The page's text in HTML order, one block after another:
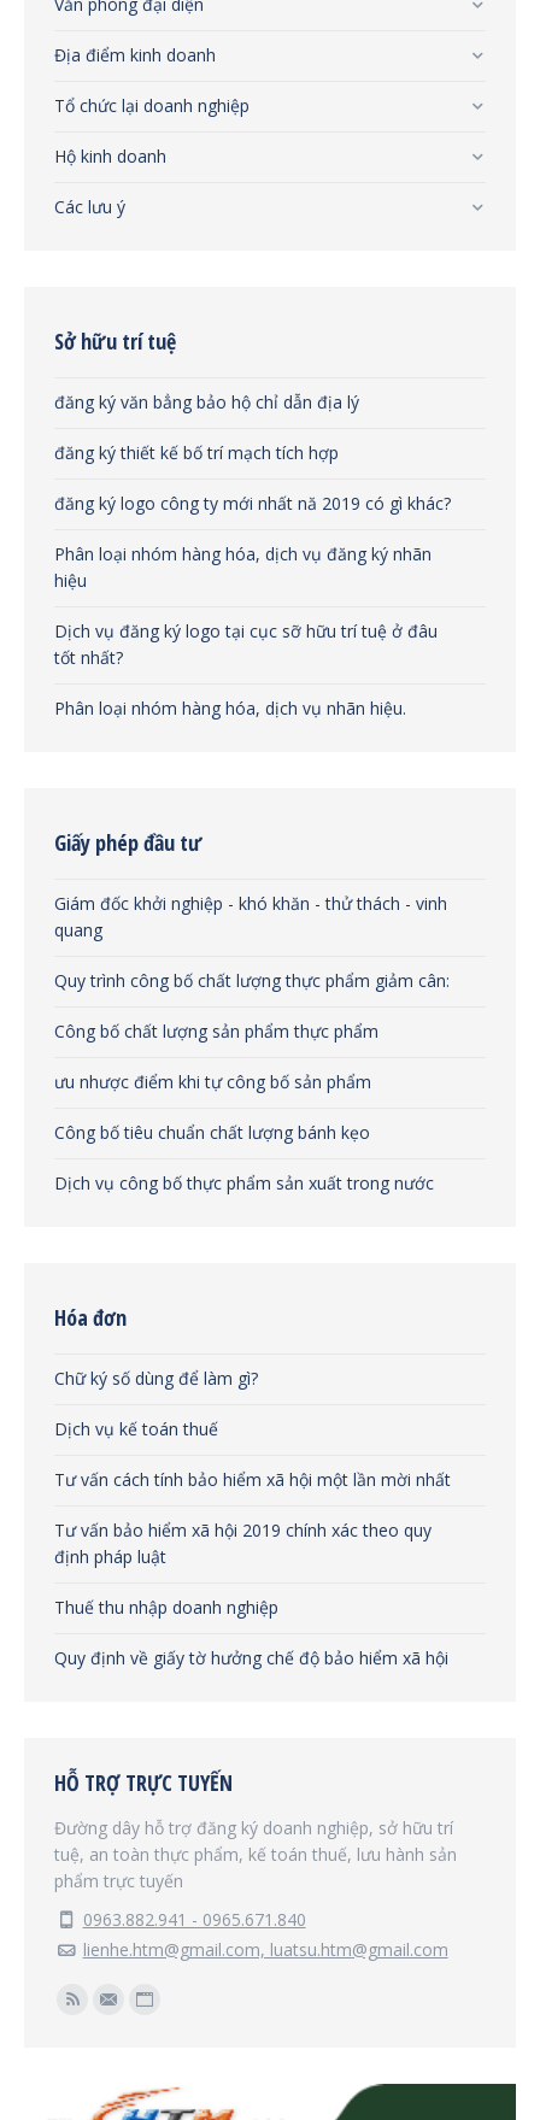
Địa điểm kinh doanh
Tổ chức lại doanh nghiệp
Hộ kinh doanh
Các lưu ý
Sở hữu trí tuệ
đăng ký văn bẳng bảo hộ chỉ dẫn địa lý
đăng ký thiết kế bố trí mạch tích hợp
đăng ký logo công ty mới nhất nă 2019 có gì khác?
Phân loại nhóm hàng hóa, dịch vụ đăng ký nhãn
hiệu
Dịch vụ đăng ký logo tại cục sỡ hữu trí tuệ ở đâu
tốt nhất?
Phân loại nhóm hàng hóa, dịch vụ nhãn hiệu.
Giấy phép đầu tư
Giám đốc khởi nghiệp - khó khăn - thử thách - vinh
quang
Quy trình công bố chất lượng thực phẩm giảm cân:
Công bố chất lượng sản phẩm thực phẩm
ưu nhược điểm khi tự công bố sản phẩm
Công bố tiêu chuẩn chất lượng bánh kẹo
Dịch vụ công bố thực phẩm sản xuất trong nước
Hóa đơn
Chữ ký số dùng để làm gì?
Dịch vụ kế toán thuế
Tư vấn cách tính bảo hiểm xã hội một lần mời nhất
Tư vấn bảo hiểm xã hội 2019 chính xác theo quy
định pháp luật
Thuế thu nhập doanh nghiệp
Quy định về giấy tờ hưởng chế độ bảo hiểm xã hội
HỖ TRỢ TRỰC TUYẾN
Đường dây hỗ trợ đăng ký doanh nghiệp, sở hữu trí
tuệ, an toàn thực phẩm, kế toán thuế, lưu hành sản
phẩm trực tuyến
0963.882.941 - 0965.671.840
lienhe.htm@gmail.com, luatsu.htm@gmail.com
Find us on:
MailWebsite